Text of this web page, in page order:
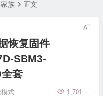
族 正文
恢复固件
SBM3-
套
1,701
模式